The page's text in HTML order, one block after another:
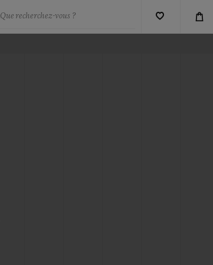
Que recherchez-vous ?